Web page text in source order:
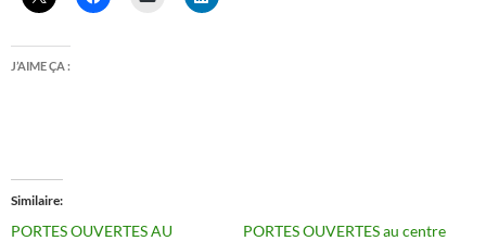
J’AIME ÇA :
Similaire
PORTES OUVERTES AU
PORTES OUVERTES au centre